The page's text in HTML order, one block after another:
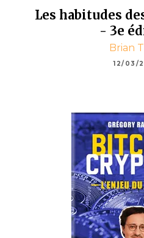
Les habitudes
- 3e
Brian
12/03/